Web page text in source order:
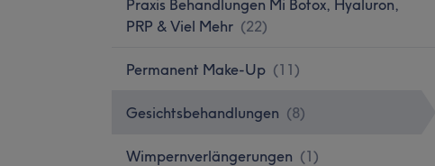
Praxis Behandlungen Mi Botox, Hyaluron,
PRP & Viel Mehr (22)
Permanent Make-Up (11)
Gesichtsbehandlungen (8)
Wimpernverlängerungen (1)